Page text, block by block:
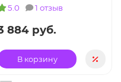
5.0 1 отзыв
884 руб.
В корзину